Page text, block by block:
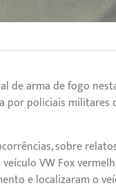
arma de fogo
por policiais
sobre
VW Fox
e localizaram o